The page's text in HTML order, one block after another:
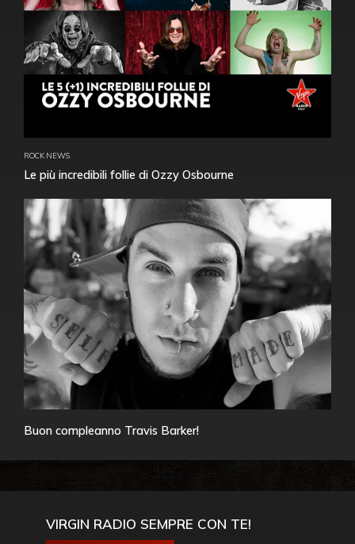
ROCK NEWS
Le più incredibili follie di Ozzy Osbourne
Buon compleanno Travis Barker!
VIRGIN RADIO SEMPRE CON TE!